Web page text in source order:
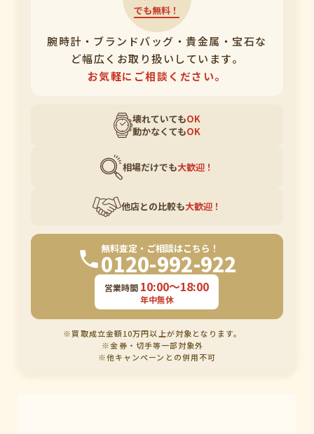
でも無料！
腕時計・ブランドバッグ・貴金属・宝石な
ど幅広くお取り扱いしています。
お気軽にご相談ください。
壊れていてもOK
動かなくてもOK
相場だけでも大歓迎！
他店との比較も大歓迎！
無料査定・ご相談はこちら！
0120-992-922
営業時間 10:00〜18:00
年中無休
※買取成立金額10万円以上が対象となります。
※金券・切手等一部対象外
※他キャンペーンとの併用不可